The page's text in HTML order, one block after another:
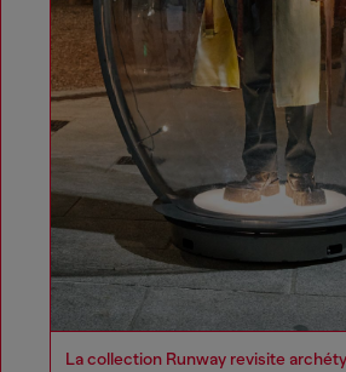
La collection Runway revisite